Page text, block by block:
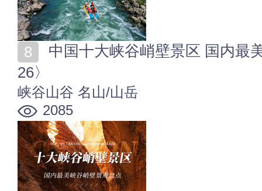
26〉
峡谷山谷 名山/山岳
2085